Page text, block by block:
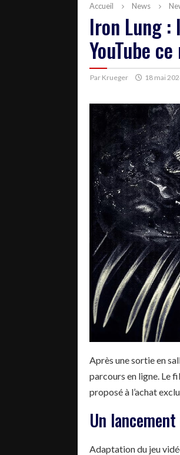
Accueil News
Iron Lung
YouTube
Par Krueger 18 mai
Après une sortie en
parcours en ligne. Le
proposé à l’achat
Un
Adaptation du jeu